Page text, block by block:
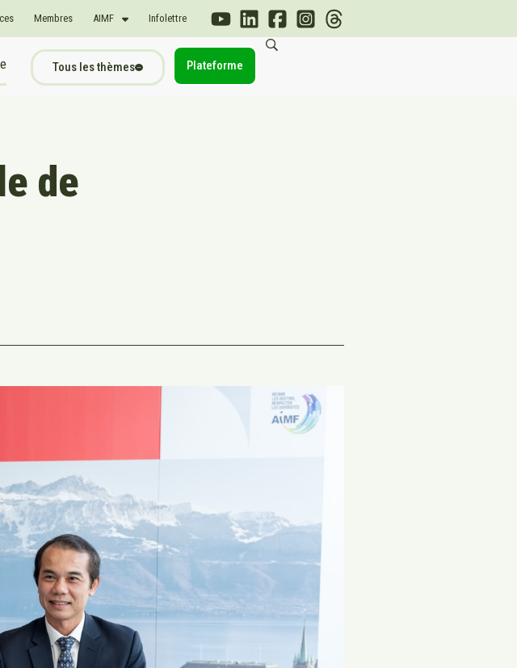
Membres AIMF Infolettre
Tous les thèmes Plateforme
de